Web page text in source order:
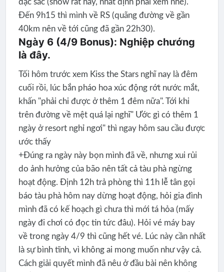
đặc sắc (show rất hay, nhất định phải xem nhé).
Đến 9h15 thì mình về RS (quãng đường về gần
40km nên về tới cũng đã gần 22h30).
Ngày 6 (4/9 Bonus): Nghiệp chướng
là đây.
Tối hôm trước xem Kiss the Stars nghĩ nay là đêm
cuối rồi, lúc bắn pháo hoa xúc động rớt nước mắt,
khấn "phải chi được ở thêm 1 đêm nữa". Tới khi
trên đường về mệt quá lại nghĩ" Ước gì có thêm 1
ngày ở resort nghỉ ngơi" thì ngay hôm sau cầu được
ước thấy
+Đúng ra ngày này bọn mình đã về, nhưng xui rủi
do ảnh hưởng của bão nên tất cả tàu phà ngừng
hoạt động. Định 12h trả phòng thì 11h lễ tân gọi
báo tàu phà hôm nay dừng hoạt động, hỏi gia đình
mình đã có kế hoạch gì chưa thì mới tá hỏa (mấy
ngày đi chơi có đọc tin tức đâu). Hỏi vé máy bay
về trong ngày 4/9 thì cũng hết vé. Lúc này cần nhất
là sự bình tĩnh, vì không ai mong muốn như vậy cả.
Cách giải quyết mình đã nêu ở đầu bài nên không